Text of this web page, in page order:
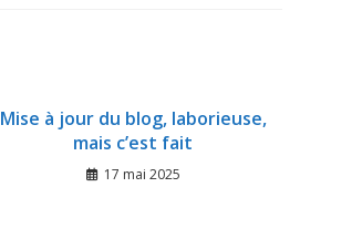
Mise à jour du blog, laborieuse,
mais c’est fait
17 mai 2025